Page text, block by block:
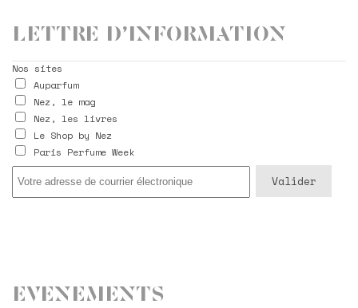
Lettre d’information
Nos sites
Auparfum
Nez, le mag
Nez, les livres
Le Shop by Nez
Paris Perfume Week
Evenements